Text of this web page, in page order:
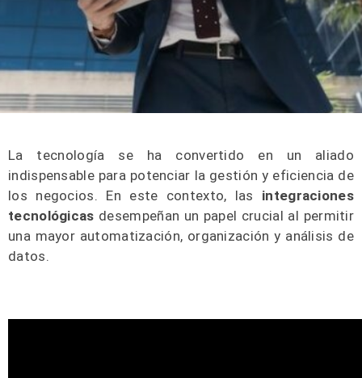
La tecnología se ha convertido en un aliado
indispensable para potenciar la gestión y eficiencia de
los negocios. En este contexto, las integraciones
tecnológicas desempeñan un papel crucial al permitir
una mayor automatización, organización y análisis de
datos.